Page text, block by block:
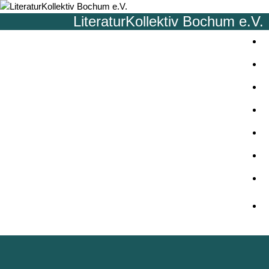
Z
m
LiteraturKollektiv Bochum e.V.